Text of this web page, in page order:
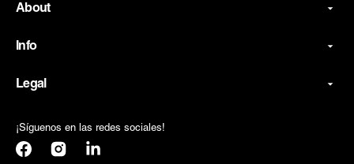
About
Info
Legal
¡Síguenos en las redes sociales!
FacebookInstagramTranslation